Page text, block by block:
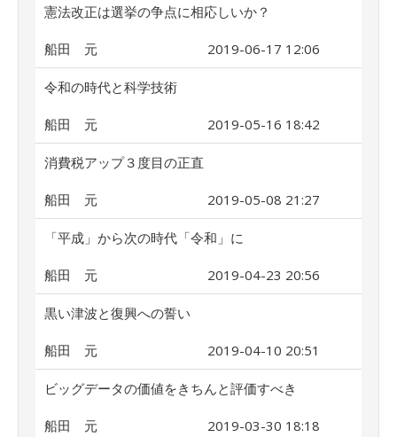
憲法改正は選挙の争点に相応しいか？
船田 元 2019-06-17 12:06
令和の時代と科学技術
船田 元 2019-05-16 18:42
消費税アップ３度目の正直
船田 元 2019-05-08 21:27
「平成」から次の時代「令和」に
船田 元 2019-04-23 20:56
黒い津波と復興への誓い
船田 元 2019-04-10 20:51
ビッグデータの価値をきちんと評価すべき
船田 元 2019-03-30 18:18